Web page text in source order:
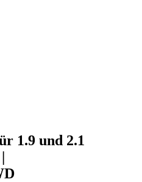
1.9 und 2.1